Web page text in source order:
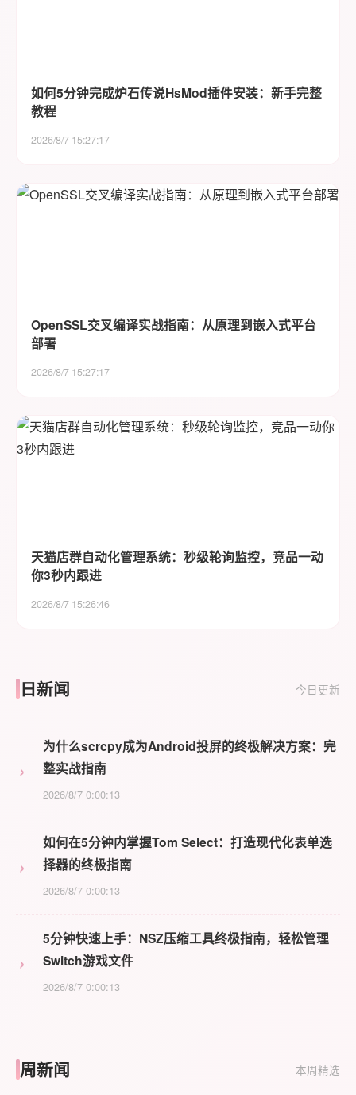
如何5分钟完成炉石传说HsMod插件安装：新手完整
教程
2026/8/7 15:27:17
OpenSSL交叉编译实战指南：从原理到嵌入式平台
部署
2026/8/7 15:27:17
天猫店群自动化管理系统：秒级轮询监控，竞品一动
你3秒内跟进
2026/8/7 15:26:46
日新闻 今日更新
›
为什么scrcpy成为Android投屏的终极解决方案：完
整实战指南
2026/8/7 0:00:13
›
如何在5分钟内掌握Tom Select：打造现代化表单选
择器的终极指南
2026/8/7 0:00:13
›
5分钟快速上手：NSZ压缩工具终极指南，轻松管理
Switch游戏文件
2026/8/7 0:00:13
周新闻 本周精选